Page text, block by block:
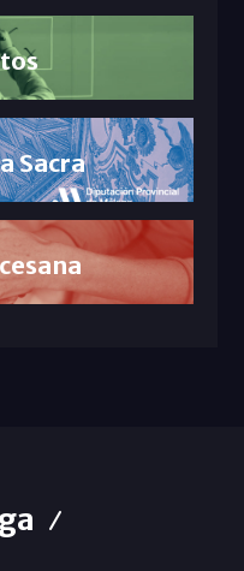
Sacra